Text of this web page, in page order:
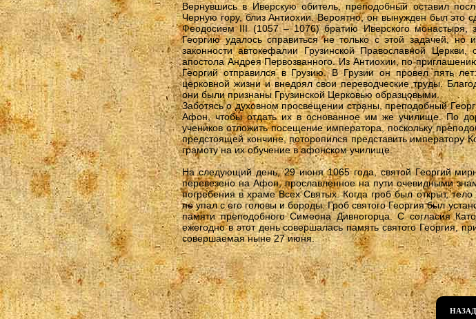
Вернувшись в Иверскую обитель, преподобный оставил
Черную гору, близ Антиохии. Вероятно, он вынужден был это
Феодосием III (1057 – 1076) братию Иверского монастыря,
Георгию удалось справиться не только с этой задачей, но
законности автокефалии Грузинской Православной
апостола Андрея Первозванного. Из Антиохии, по
Георгий отправился в Грузию. В Грузии он провел пять
церковной жизни и внедрял свои переводческие труды.
они были признаны Грузинской Церковью образцовыми.
Заботясь о духовном просвещении страны, преподобный
Афон, чтобы отдать их в основанное им же училище. По
учеников отложить посещение императора, поскольку
предстоящей кончине, поторопился представить императору
грамоту на их обучение в афонском училище.
На следующий день, 29 июня 1065 года, святой Георгий
перевезено на Афон, прославленное на пути очевидными
погребения в храме Всех Святых. Когда гроб был открыт,
не упал с его головы и бороды. Гроб святого Георгия был
памяти преподобного Симеона Дивногорца. С согласия
ежегодно в этот день совершалась память святого Георгия,
совершаемая ныне 27 июня.
НАЗАД